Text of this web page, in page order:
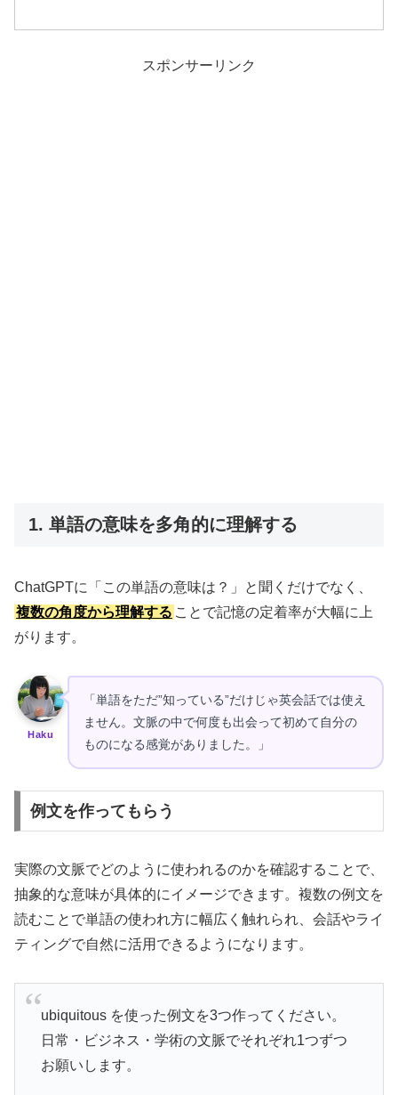
スポンサーリンク
1. 単語の意味を多角的に理解する
ChatGPTに「この単語の意味は？」と聞くだけでなく、
複数の角度から理解する ことで記憶の定着率が大幅に上
がります。
Haku
「単語をただ”知っている”だけじゃ英会話では使え
ません。文脈の中で何度も出会って初めて自分の
ものになる感覚がありました。」
例文を作ってもらう
実際の文脈でどのように使われるのかを確認することで、
抽象的な意味が具体的にイメージできます。複数の例文を
読むことで単語の使われ方に幅広く触れられ、会話やライ
ティングで自然に活用できるようになります。
ubiquitous を使った例文を3つ作ってください。
日常・ビジネス・学術の文脈でそれぞれ1つずつ
お願いします。